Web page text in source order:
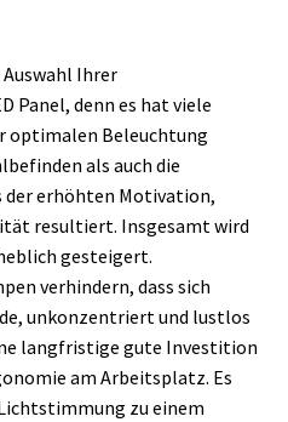
Auswahl Ihrer
Panel, denn es hat viele
optimalen Beleuchtung
als auch die
der erhöhten Motivation,
resultiert. Insgesamt wird
gesteigert.
verhindern, dass sich
unkonzentriert und lustlos
langfristige gute Investition
am Arbeitsplatz. Es
zu einem